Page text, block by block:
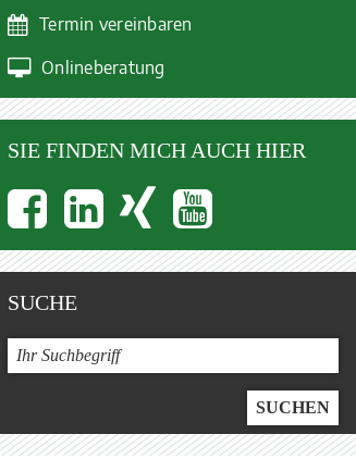
Termin vereinbaren
Onlineberatung
SIE FINDEN MICH AUCH HIER
SUCHE